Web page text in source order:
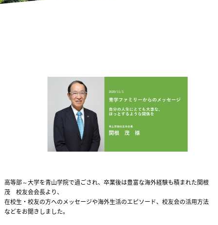
高等部～大学を青山学院で過ごされ、卒業後は豊富な海外経験も積まれた関根
茂 校友会会長より、
在校生・校友の方へのメッセージや海外生活のエピソード、校友会の活用方法
などをお聞きしました。